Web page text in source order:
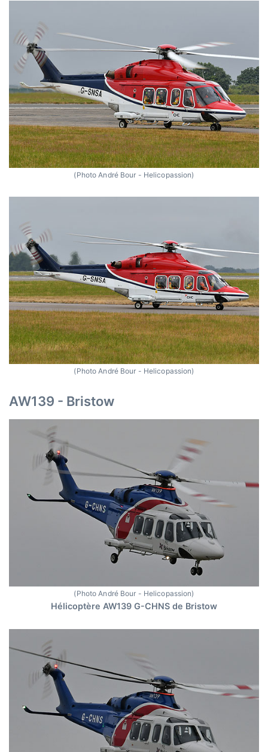
(Photo André Bour - Helicopassion)
(Photo André Bour - Helicopassion)
AW139 - Bristow
(Photo André Bour - Helicopassion)
Hélicoptère AW139 G-CHNS de Bristow